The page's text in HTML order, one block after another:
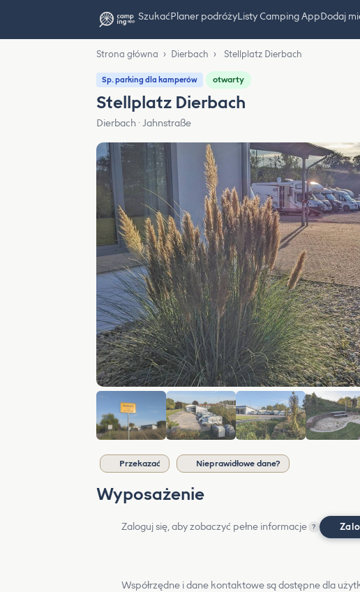
SzukaćPlaner podróżyListy Camping AppDodaj
Strona główna › Dierbach › Stellplatz Dierbach
Sp. parking dla kamperów otwarty
Stellplatz Dierbach
Dierbach · Jahnstraße
Przekazać Nieprawidłowe dane?
Wyposażenie
Zaloguj się, aby zobaczyć pełne informacje ?
Współrzędne i dane kontaktowe są dostępne dla